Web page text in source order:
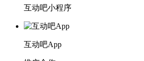
互动吧小程序
互动吧App